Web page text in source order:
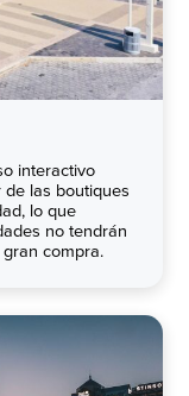
interactivo
las boutiques
lo que
no tendrán
compra.